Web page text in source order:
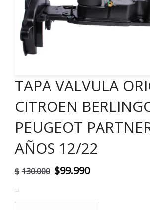
TAPA VALVULA
CITROEN
PEUGEOT
AÑOS 12/22
$ 130.000 El
original
$99.990El
actual